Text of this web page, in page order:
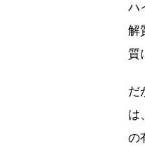
ハ
解
質
だ
は
の